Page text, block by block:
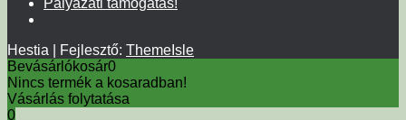
Pályázati támogatás!
Hestia | Fejlesztő: ThemeIsle
Bevásárlókosár0
Nincs termék a kosaradban!
Vásárlás folytatása
0